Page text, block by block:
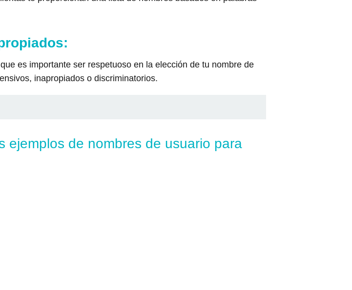
es importante ser respetuoso en la elección de tu nombre de
inapropiados o discriminatorios.
ejemplos de nombres de usuario para